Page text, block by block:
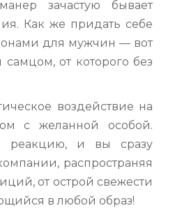
зачастую бывает
Как же придать себе
для мужчин — вот
от которого без
воздействие на
с желанной особой.
реакцию, и вы сразу
распространяя
от острой свежести
в любой образ!